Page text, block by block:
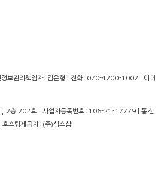
정보관리책임자: 김은형 | 전화: 070-4200-1002 | 이메
2층 202호 | 사업자등록번호: 106-21-17779 | 통신
| 호스팅제공자: (주)식스샵